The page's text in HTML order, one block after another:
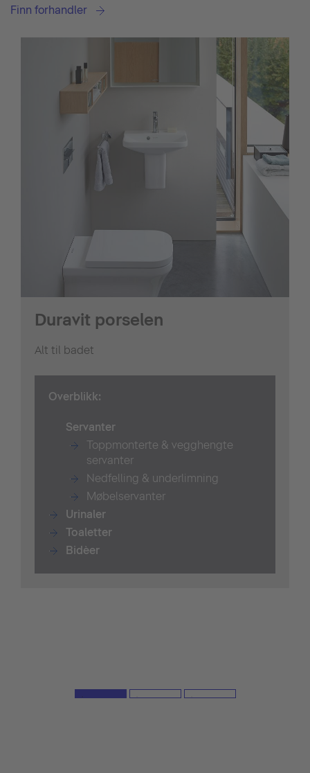
Finn forhandler
Duravit porselen
Alt til badet
Overblikk:
Servanter
Toppmonterte & vegghengte
servanter
Nedfelling & underlimning
Møbelservanter
Urinaler
Toaletter
Bidèer